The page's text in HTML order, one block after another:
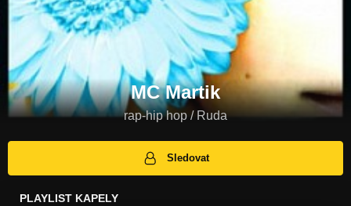
MC Martik
rap-hip hop / Ruda
Sledovat
PLAYLIST KAPELY